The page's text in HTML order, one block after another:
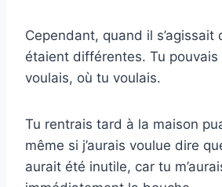
Cependant, quand il s’agissait
étaient différentes. Tu
voulais, où tu voulais.
Tu rentrais tard à la maison
même si j’aurais voulue dire
aurait été inutile, car tu